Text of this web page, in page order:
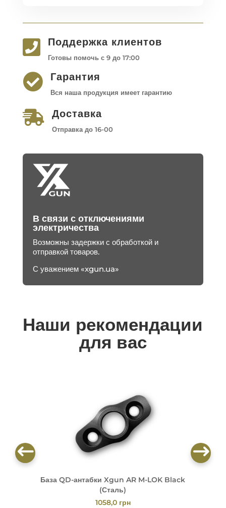
 Поддержка клиентов
Готовы помочь с 9 до 17:00
 Гарантия
Вся наша продукция имеет гарантию
 Доставка
Отправка до 16-00
В связи с отключениями
электричества
Возможны задержки с обработкой и
отправкой товаров.
С уважением «xgun.ua»
Наши рекомендации
для вас
База QD-антабки Xgun AR M-LOK Black
(Сталь)
1058,0 грн